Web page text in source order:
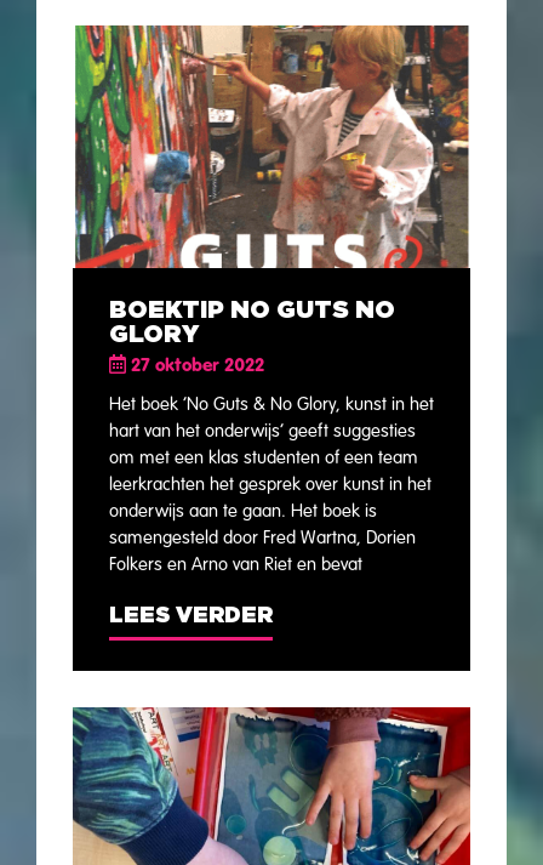
BOEKTIP NO GUTS NO
GLORY
27 oktober 2022
Het boek ‘No Guts & No Glory, kunst in het
hart van het onderwijs’ geeft suggesties
om met een klas studenten of een team
leerkrachten het gesprek over kunst in het
onderwijs aan te gaan. Het boek is
samengesteld door Fred Wartna, Dorien
Folkers en Arno van Riet en bevat
LEES VERDER